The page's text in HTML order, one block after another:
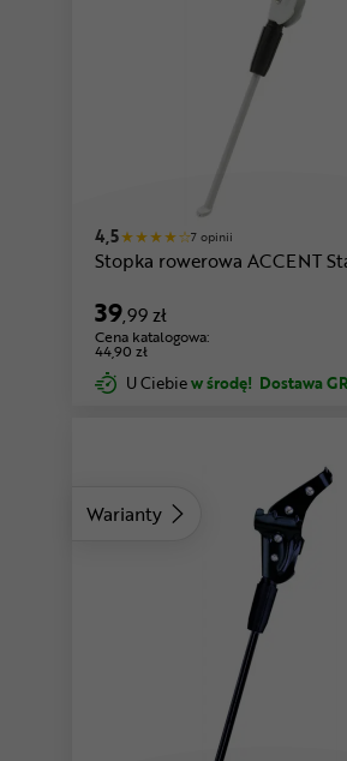
4,5 7 opinii
Stopka rowerowa ACCENT
39,99 zł
Cena katalogowa:
44,90 zł
U Ciebiew środę! Dostawa
Warianty